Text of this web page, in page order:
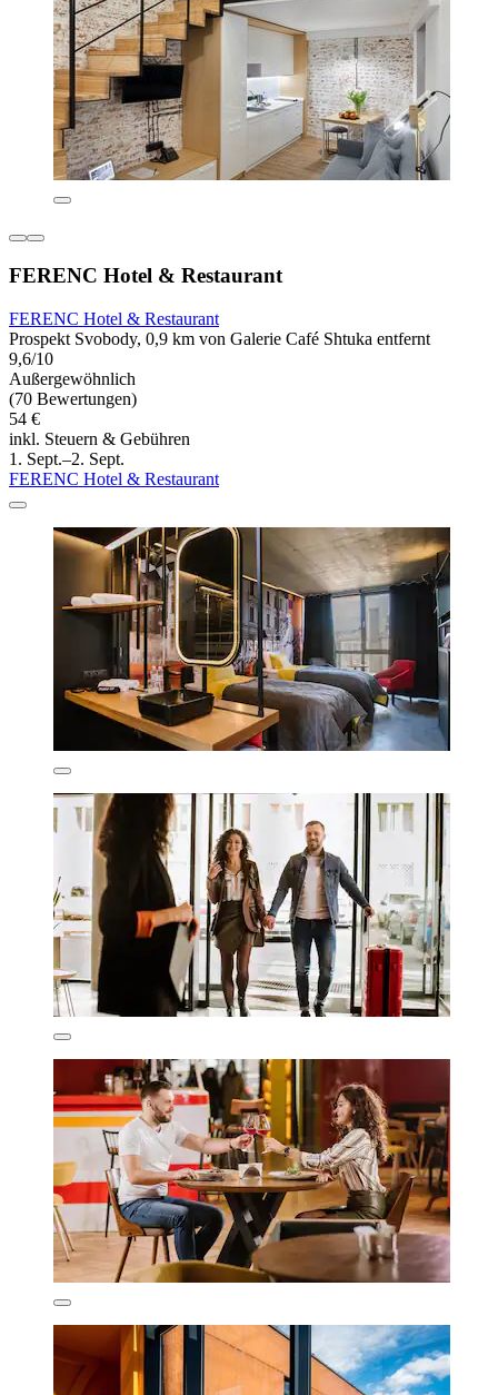
FERENC Hotel & Restaurant
FERENC Hotel & Restaurant
Prospekt Svobody, 0,9 km von Galerie Café Shtuka entfernt
9,6/10
Außergewöhnlich
(70 Bewertungen)
54 €
inkl. Steuern & Gebühren
1. Sept.–2. Sept.
FERENC Hotel & Restaurant